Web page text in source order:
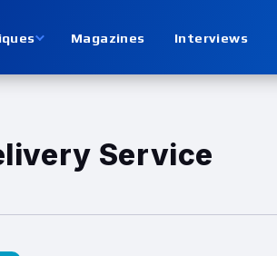
Magazines Interviews
Service